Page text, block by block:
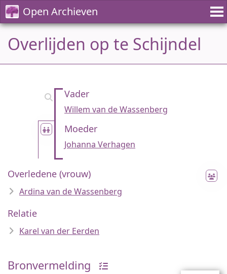
Open Archieven
Overlijden op te Schijndel
Vader
Willem van de Wassenberg
Moeder
Johanna Verhagen
Overledene (vrouw)
Ardina van de Wassenberg
Relatie
Karel van der Eerden
Bronvermelding